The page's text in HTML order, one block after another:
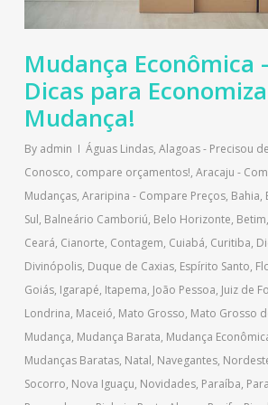
Mudança Econômica
Dicas para
Mudança!
By admin Águas Lindas, Alagoas - Precisou
Conosco, compare orçamentos!, Aracaju -
Mudanças, Araripina - Compare Preços, Bahia,
Sul, Balneário Camboriú, Belo Horizonte, Betim,
Ceará, Cianorte, Contagem, Cuiabá, Curitiba,
Divinópolis, Duque de Caxias, Espírito Santo,
Goiás, Igarapé, Itapema, João Pessoa, Juiz de
Londrina, Maceió, Mato Grosso, Mato Grosso
Mudança, Mudança Barata, Mudança
Mudanças Baratas, Natal, Navegantes,
Socorro, Nova Iguaçu, Novidades, Paraíba,